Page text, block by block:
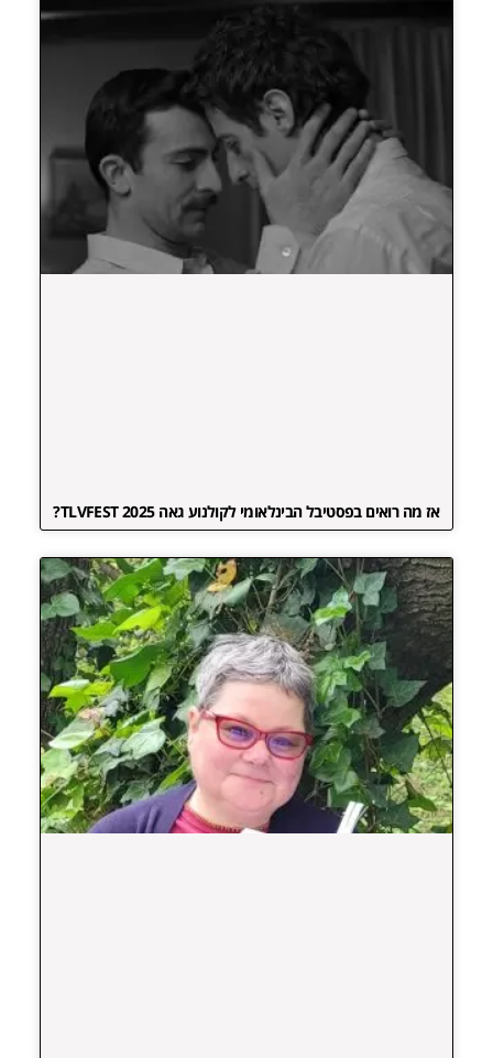
אז מה רואים בפסטיבל הבינלאומי לקולנוע גאה TLVFEST 2025?